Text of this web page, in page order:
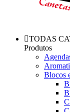
TODAS
Produtos
Blocos